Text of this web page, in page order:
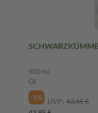
500 ml
Öl
-1%
UVP: 43,45 €